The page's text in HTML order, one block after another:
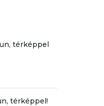
térképpel
térképpel!